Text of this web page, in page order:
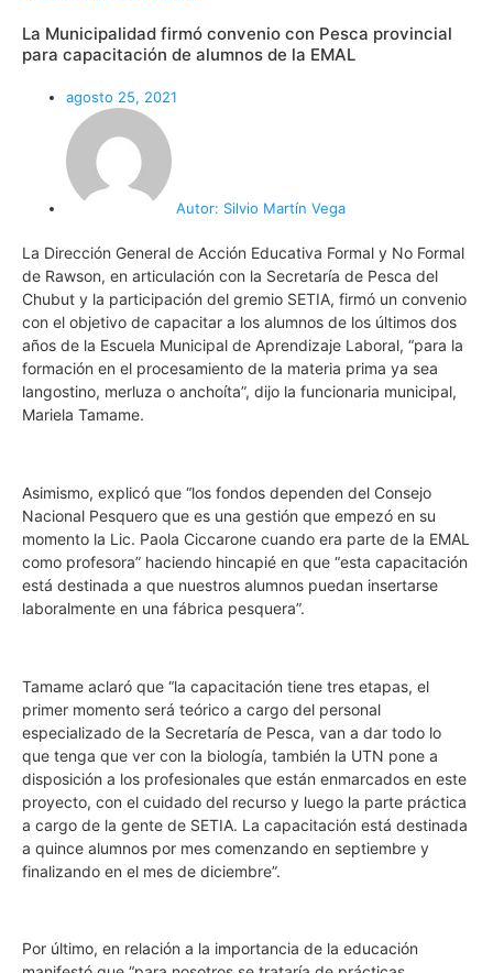
La Municipalidad firmó convenio con Pesca provincial
para capacitación de alumnos de la EMAL
agosto 25, 2021
Autor: Silvio Martín Vega
La Dirección General de Acción Educativa Formal y No Formal
de Rawson, en articulación con la Secretaría de Pesca del
Chubut y la participación del gremio SETIA, firmó un convenio
con el objetivo de capacitar a los alumnos de los últimos dos
años de la Escuela Municipal de Aprendizaje Laboral, “para la
formación en el procesamiento de la materia prima ya sea
langostino, merluza o anchoíta”, dijo la funcionaria municipal,
Mariela Tamame.
Asimismo, explicó que “los fondos dependen del Consejo
Nacional Pesquero que es una gestión que empezó en su
momento la Lic. Paola Ciccarone cuando era parte de la EMAL
como profesora” haciendo hincapié en que “esta capacitación
está destinada a que nuestros alumnos puedan insertarse
laboralmente en una fábrica pesquera”.
Tamame aclaró que “la capacitación tiene tres etapas, el
primer momento será teórico a cargo del personal
especializado de la Secretaría de Pesca, van a dar todo lo
que tenga que ver con la biología, también la UTN pone a
disposición a los profesionales que están enmarcados en este
proyecto, con el cuidado del recurso y luego la parte práctica
a cargo de la gente de SETIA. La capacitación está destinada
a quince alumnos por mes comenzando en septiembre y
finalizando en el mes de diciembre”.
Por último, en relación a la importancia de la educación